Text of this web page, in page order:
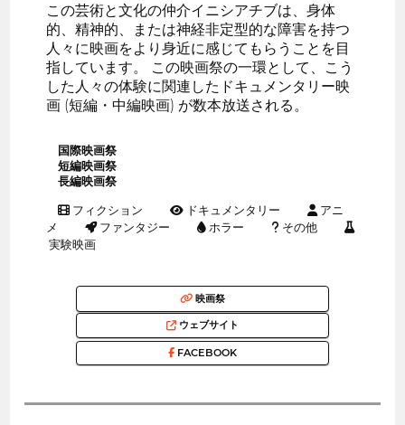
この芸術と文化の仲介イニシアチブは、身体
的、精神的、または神経非定型的な障害を持つ
人々に映画をより身近に感じてもらうことを目
指しています。 この映画祭の一環として、こう
した人々の体験に関連したドキュメンタリー映
画 (短編・中編映画) が数本放送される。
国際映画祭
短編映画祭
長編映画祭
フィクション ドキュメンタリー
アニ
メ
ファンタジー ホラー
その他
実験映画
映画祭
ウェブサイト
FACEBOOK